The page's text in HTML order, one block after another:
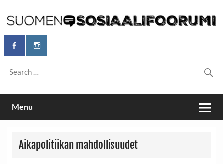
content
Maailmanparannuspäivät / Suomen
Sosiaalifoorumi
Maailmanparannuspäivät Lapinlahden Lähteellä, Helsingissä
26.–27.9.2026
Menu
Aikapolitiikan mahdollisuudet